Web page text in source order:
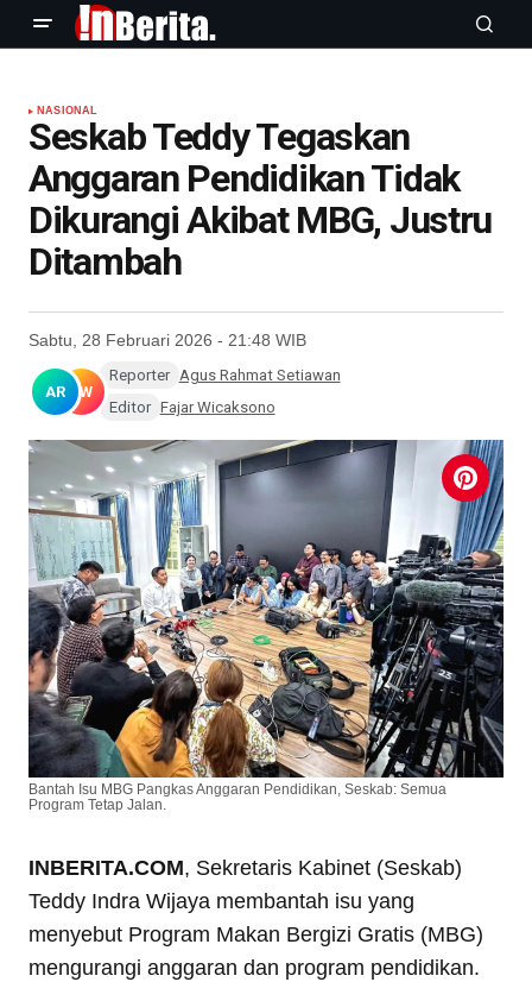
NASIONAL
Seskab Teddy Tegaskan
Anggaran Pendidikan Tidak
Dikurangi Akibat MBG, Justru
Ditambah
Sabtu, 28 Februari 2026 - 21:48 WIB
AR FW
Reporter Agus Rahmat Setiawan
Editor Fajar Wicaksono
Bantah Isu MBG Pangkas Anggaran Pendidikan, Seskab: Semua
Program Tetap Jalan.
INBERITA.COM, Sekretaris Kabinet (Seskab)
Teddy Indra Wijaya membantah isu yang
menyebut Program Makan Bergizi Gratis (MBG)
mengurangi anggaran dan program pendidikan.